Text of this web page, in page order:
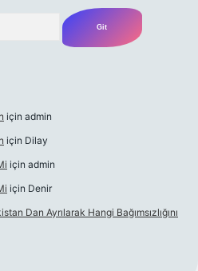
için admin
için Dilay
için admin
için Denir
Dan Ayrılarak Hangi Bağımsızlığını